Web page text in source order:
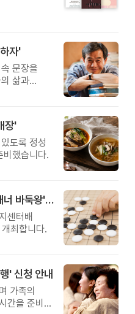
자'
속 문장을
삶과
장'
도록 정성
비했습니다.
제3회 서초구 아버지센터배 '매너 바둑왕' 대회
센터배
최합니다.
' 신청 안내
가족의
간을 준비해